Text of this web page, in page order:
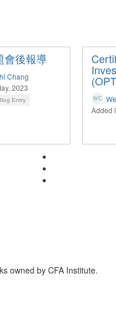
會後報導
Chang
2023
Entry
Added
owned by CFA Institute.